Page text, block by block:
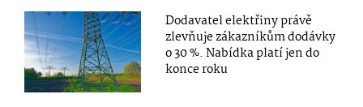
Dodavatel elektřiny právě
zlevňuje zákazníkům dodávky
o 30 %. Nabídka platí jen do
konce roku